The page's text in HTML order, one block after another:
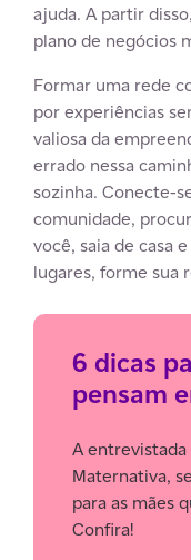
ajuda. A partir
plano de negócios
Formar uma rede
por experiências
valiosa da
errado nessa
sozinha. Conecte-
comunidade,
você, saia de casa
lugares, forme sua
6 dicas
pensam
A
Maternativa,
para as mães
Confira!